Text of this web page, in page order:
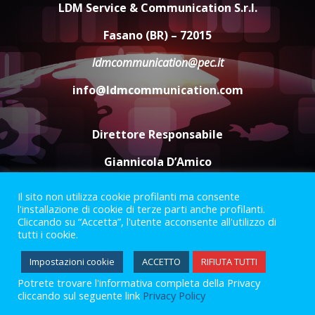
ottenere l’iscrizione
8 Agosto 2026 19:55
La Banda Città di Fasano apre
ufficialmente la Festa di
Savelletri
8 Agosto 2026 11:00
LDM Service & Communication S.r.l.
Fasano (BR) – 72015
ldmcommunication@pec.it
info@ldmcommunication.com
Direttore Responsabile
Giannicola D’Amico
Termini e Condizioni
Privacy Policy
Informazioni Legali
Facebook
Instagram
Youtube
2023 © Gofasano|Powered byCreativestudio
Il sito non utilizza cookie profilanti ma consente
l'installazione di cookie di terze parti anche profilanti.
Cliccando su “Accetta”, l'utente acconsente all'utilizzo di
tutti i cookie.
Impostazioni cookie ACCETTO RIFIUTA TUTTI
Potrete trovare l'informativa completa della Privacy
cliccando sul seguente link Privacy Policy